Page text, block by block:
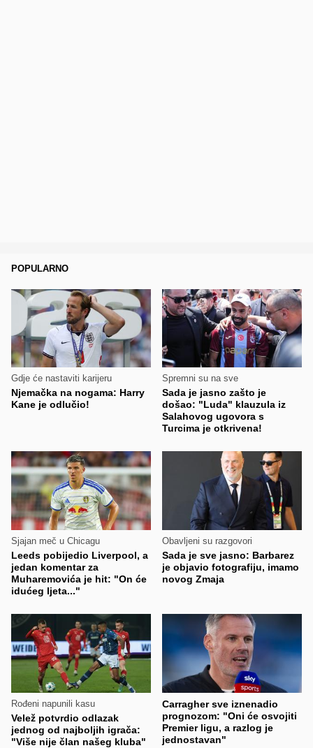
POPULARNO
Gdje će nastaviti karijeru
Njemačka na nogama: Harry
Kane je odlučio!
Spremni su na sve
Sada je jasno zašto je
došao: "Luda" klauzula iz
Salahovog ugovora s
Turcima je otkrivena!
Sjajan meč u Chicagu
Leeds pobijedio Liverpool, a
jedan komentar za
Muharemovića je hit: "On će
idućeg ljeta..."
Obavljeni su razgovori
Sada je sve jasno: Barbarez
je objavio fotografiju, imamo
novog Zmaja
Rođeni napunili kasu
Velež potvrdio odlazak
jednog od najboljih igrača:
"Više nije član našeg kluba"
Carragher sve iznenadio
prognozom: "Oni će osvojiti
Premier ligu, a razlog je
jednostavan"